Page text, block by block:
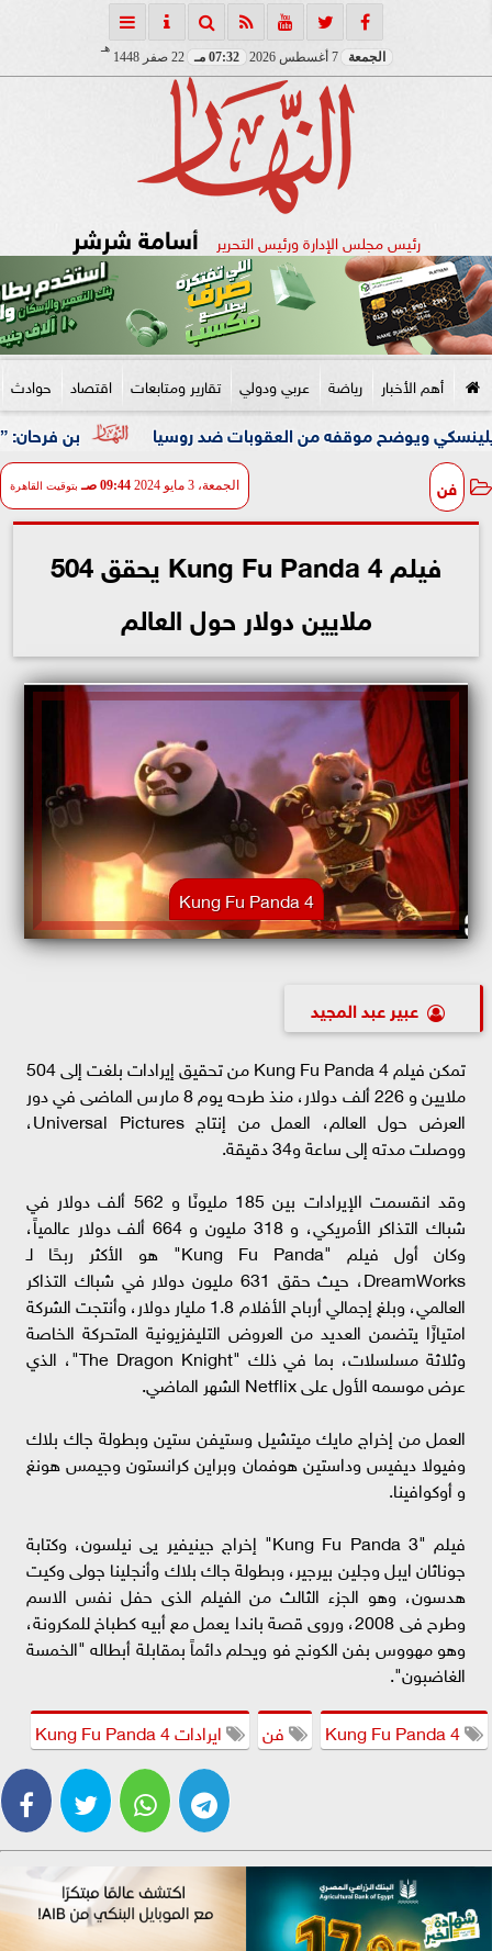
الجمعة 7 أغسطس 2026 07:32 مـ 22 صفر 1448
هـ
رئيس مجلس الإدارة ورئيس التحرير أسامة شرشر
أهم الأخبار رياضة عربي ودولي تقارير ومتابعات اقتصاد حوادث
بن فرحان: ”اتفاقية موقفه من العقوبات ضد روسيا
فن الجمعة، 3 مايو 2024 09:44 صـ بتوقيت القاهرة
فيلم Kung Fu Panda 4 يحقق 504
ملايين دولار حول العالم
Kung Fu Panda 4
عبير عبد المجيد
تمكن فيلم Kung Fu Panda 4 من تحقيق إيرادات بلغت إلى 504
ملايين و 226 ألف دولار، منذ طرحه يوم 8 مارس الماضى في دور
العرض حول العالم، العمل من إنتاج Universal Pictures،
ووصلت مدته إلى ساعة و34 دقيقة.
وقد انقسمت الإيرادات بين 185 مليونًا و 562 ألف دولار في
شباك التذاكر الأمريكي، و 318 مليون و 664 ألف دولار عالمياً،
وكان أول فيلم "Kung Fu Panda" هو الأكثر ربحًا لـ
DreamWorks، حيث حقق 631 مليون دولار في شباك التذاكر
العالمي، وبلغ إجمالي أرباح الأفلام 1.8 مليار دولار، وأنتجت الشركة
امتيازًا يتضمن العديد من العروض التليفزيونية المتحركة الخاصة
وثلاثة مسلسلات، بما في ذلك "The Dragon Knight"، الذي
عرض موسمه الأول على Netflix الشهر الماضي.
العمل من إخراج مايك ميتشيل وستيفن ستين وبطولة جاك بلاك
وفيولا ديفيس وداستين هوفمان وبراين كرانستون وجيمس هونغ
و أوكوافينا.
فيلم "Kung Fu Panda 3" إخراج جينيفير يى نيلسون، وكتابة
جوناثان ايبل وجلين بيرجير، وبطولة جاك بلاك وأنجلينا جولى وكيت
هدسون، وهو الجزء الثالث من الفيلم الذى حفل نفس الاسم
وطرح فى 2008، وروى قصة باندا يعمل مع أبيه كطباخ للمكرونة،
وهو مهووس بفن الكونج فو ويحلم دائماً بمقابلة أبطاله "الخمسة
الغاضبون".
فن ايرادات Kung Fu Panda 4